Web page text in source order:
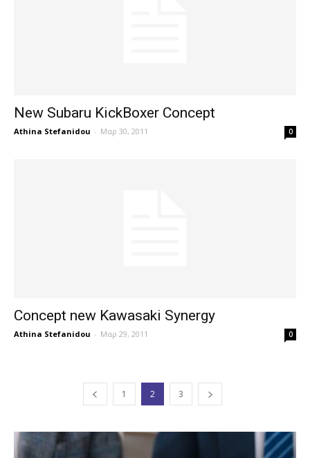
New Subaru KickBoxer Concept
Athina Stefanidou - Μαρ 30, 2011 0
Concept new Kawasaki Synergy
Athina Stefanidou - Μαρ 29, 2011 0
1 2 3